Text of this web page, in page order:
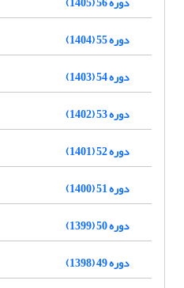
دوره 55 (1404)
دوره 54 (1403)
دوره 53 (1402)
دوره 52 (1401)
دوره 51 (1400)
دوره 50 (1399)
دوره 49 (1398)